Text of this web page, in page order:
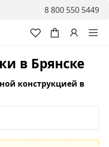
8 800 550 5449
в Брянске
конструкцией в